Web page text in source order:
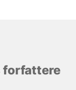
forfattere